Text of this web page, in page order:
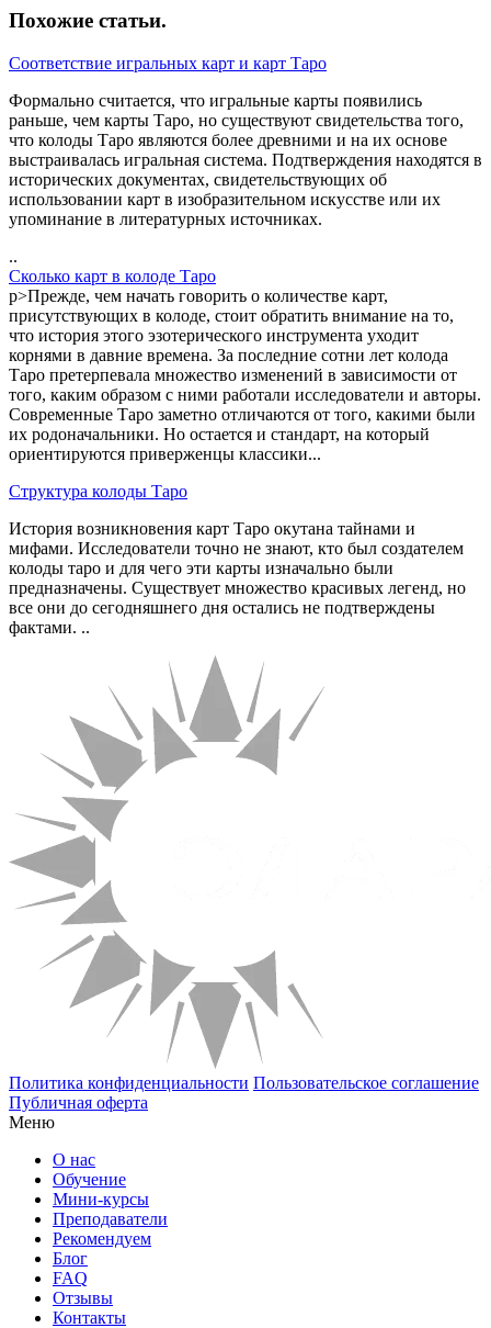
Похожие статьи.
Соответствие игральных карт и карт Таро
Формально считается, что игральные карты появились
раньше, чем карты Таро, но существуют свидетельства того,
что колоды Таро являются более древними и на их основе
выстраивалась игральная система. Подтверждения находятся в
исторических документах, свидетельствующих об
использовании карт в изобразительном искусстве или их
упоминание в литературных источниках.
..
Сколько карт в колоде Таро
p>Прежде, чем начать говорить о количестве карт,
присутствующих в колоде, стоит обратить внимание на то,
что история этого эзотерического инструмента уходит
корнями в давние времена. За последние сотни лет колода
Таро претерпевала множество изменений в зависимости от
того, каким образом с ними работали исследователи и авторы.
Современные Таро заметно отличаются от того, какими были
их родоначальники. Но остается и стандарт, на который
ориентируются приверженцы классики...
Структура колоды Таро
История возникновения карт Таро окутана тайнами и
мифами. Исследователи точно не знают, кто был создателем
колоды таро и для чего эти карты изначально были
предназначены. Существует множество красивых легенд, но
все они до сегодняшнего дня остались не подтверждены
фактами. ..
Политика конфиденциальности Пользовательское соглашение
Публичная оферта
Меню
О нас
Обучение
Мини-курсы
Преподаватели
Рекомендуем
Блог
FAQ
Отзывы
Контакты